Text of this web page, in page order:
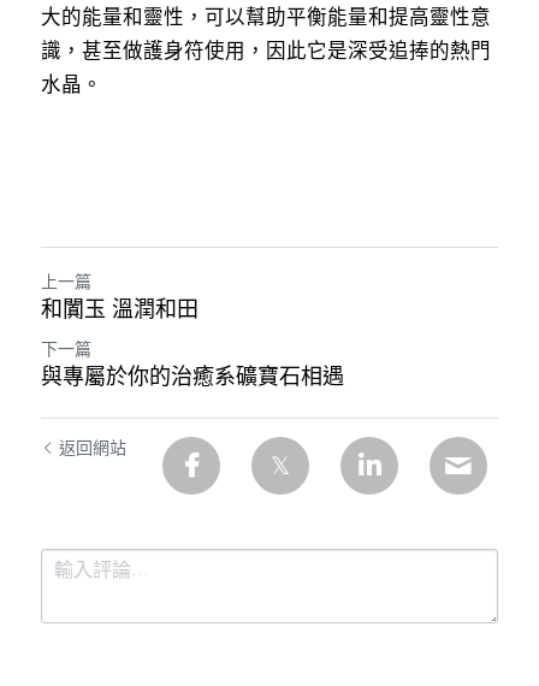
大的能量和靈性，可以幫助平衡能量和提高靈性意
識，甚至做護身符使用，因此它是深受追捧的熱門
水晶。
上一篇
和闐玉 溫潤和田
下一篇
與專屬於你的治癒系礦寶石相遇
返回網站